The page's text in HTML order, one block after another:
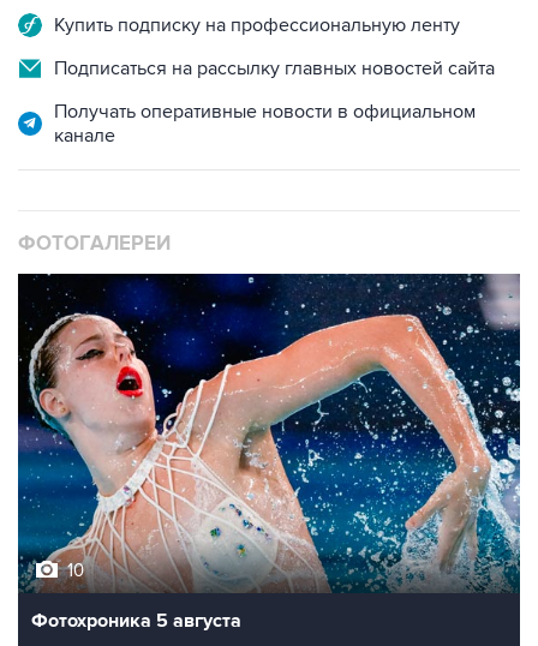
Купить подписку на профессиональную ленту
Подписаться на рассылку главных новостей сайта
Получать оперативные новости в официальном
канале
ФОТОГАЛЕРЕИ
10
Фотохроника 5 августа